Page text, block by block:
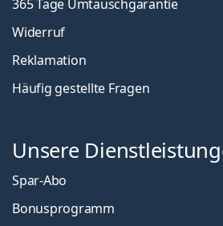
365 Tage Umtauschgarantie
Widerruf
Reklamation
Häufig gestellte Fragen
Unsere
Spar-Abo
Bonusprogramm